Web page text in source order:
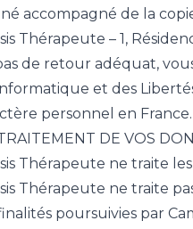
accompagné de la
Thérapeute – 1,
de retour adéquat,
et des
personnel en France.
DE VOS
Thérapeute ne traite
Thérapeute ne traite
poursuivies par